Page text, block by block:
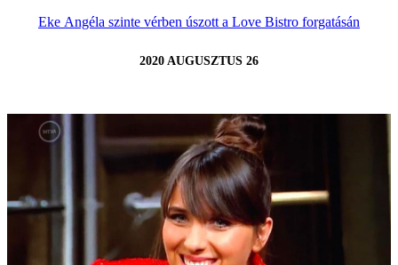
Eke Angéla szinte vérben úszott a Love Bistro forgatásán
2020 AUGUSZTUS 26